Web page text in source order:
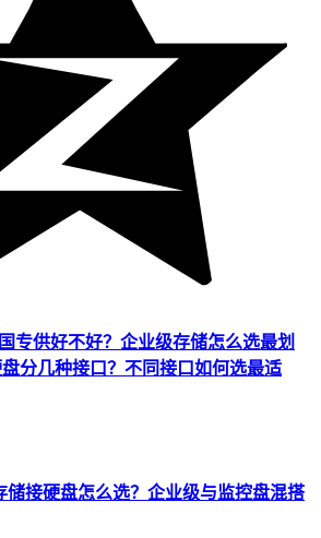
专供好不好？企业级存储怎么选最划
分几种接口？不同接口如何选最适